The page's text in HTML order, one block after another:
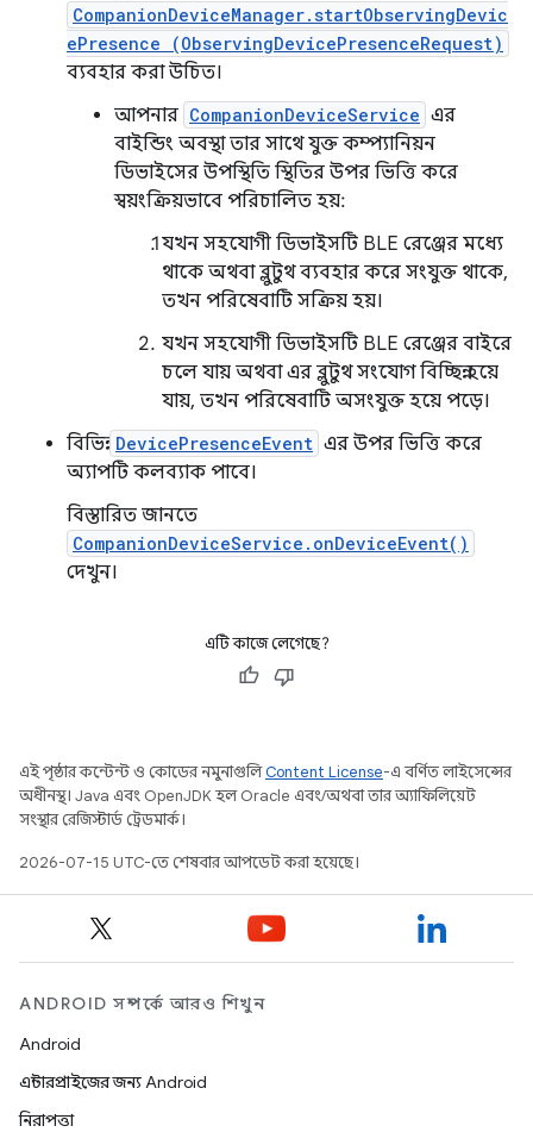
CompanionDeviceManager.startObservingDevic
ePresence (ObservingDevicePresenceRequest)
ব্যবহার করা উচিত।
আপনার CompanionDeviceService এর
বাইন্ডিং অবস্থা তার সাথে যুক্ত কম্প্যানিয়ন
ডিভাইসের উপস্থিতি স্থিতির উপর ভিত্তি করে
স্বয়ংক্রিয়ভাবে পরিচালিত হয়:
যখন সহযোগী ডিভাইসটি BLE রেঞ্জের মধ্যে
থাকে অথবা ব্লুটুথ ব্যবহার করে সংযুক্ত থাকে,
তখন পরিষেবাটি সক্রিয় হয়।
যখন সহযোগী ডিভাইসটি BLE রেঞ্জের বাইরে
চলে যায় অথবা এর ব্লুটুথ সংযোগ বিচ্ছিন্ন হয়ে
যায়, তখন পরিষেবাটি অসংযুক্ত হয়ে পড়ে।
বিভিন্ন DevicePresenceEvent এর উপর ভিত্তি করে
অ্যাপটি কলব্যাক পাবে।
বিস্তারিত জানতে
CompanionDeviceService.onDeviceEvent()
দেখুন।
এটি কাজে লেগেছে?
এই পৃষ্ঠার কন্টেন্ট ও কোডের নমুনাগুলিContent License-এ বর্ণিত লাইসেন্সের
অধীনস্থ। Java এবং OpenJDK হল Oracle এবং/অথবা তার অ্যাফিলিয়েট
সংস্থার রেজিস্টার্ড ট্রেডমার্ক।
2026-07-15 UTC-তে শেষবার আপডেট করা হয়েছে।
ANDROID সম্পর্কে আরও শিখুন
Android
এন্টারপ্রাইজের জন্য Android
নিরাপত্তা